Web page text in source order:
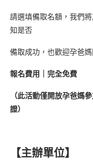
請選填備取名額，我們
知是否
備取成功，也歡迎孕爸媽
報名費用｜完全免費
（此活動僅開放孕爸媽
證）
【主辦單位】